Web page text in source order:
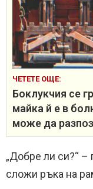
ЧЕТЕТЕ ОЩЕ:
Боклукчия се
майка й е в
може да
„Добре ли си?“ –
сложи ръка на